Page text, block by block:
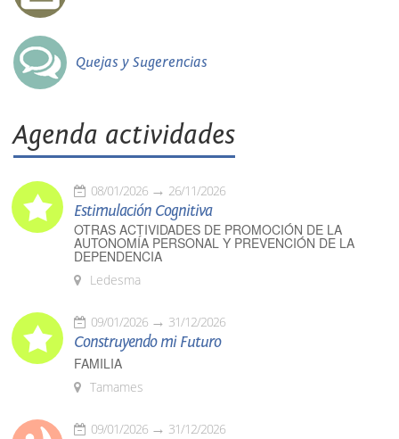
Quejas y Sugerencias
Agenda actividades
08/01/2026 26/11/2026
Estimulación Cognitiva
OTRAS ACTIVIDADES DE PROMOCIÓN DE LA
AUTONOMÍA PERSONAL Y PREVENCIÓN DE LA
DEPENDENCIA
Ledesma
09/01/2026 31/12/2026
Construyendo mi Futuro
FAMILIA
Tamames
09/01/2026 31/12/2026